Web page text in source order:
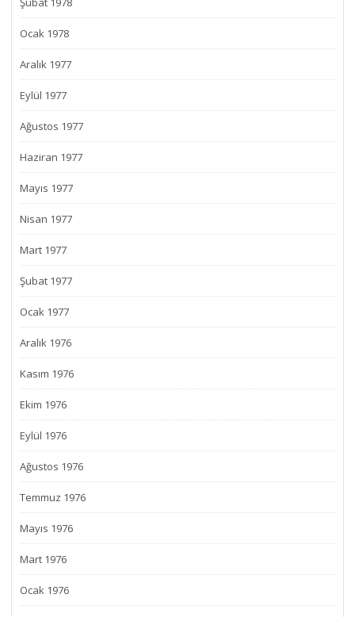
Ocak 1978
Aralık 1977
Eylül 1977
Ağustos 1977
Haziran 1977
Mayıs 1977
Nisan 1977
Mart 1977
Şubat 1977
Ocak 1977
Aralık 1976
Kasım 1976
Ekim 1976
Eylül 1976
Ağustos 1976
Temmuz 1976
Mayıs 1976
Mart 1976
Ocak 1976